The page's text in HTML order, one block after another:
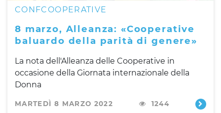
CONFCOOPERATIVE
8 marzo, Alleanza: «Cooperative
baluardo della parità di genere»
La nota dell'Alleanza delle Cooperative in
occasione della Giornata internazionale della
Donna
MARTEDÌ 8 MARZO 2022 1244